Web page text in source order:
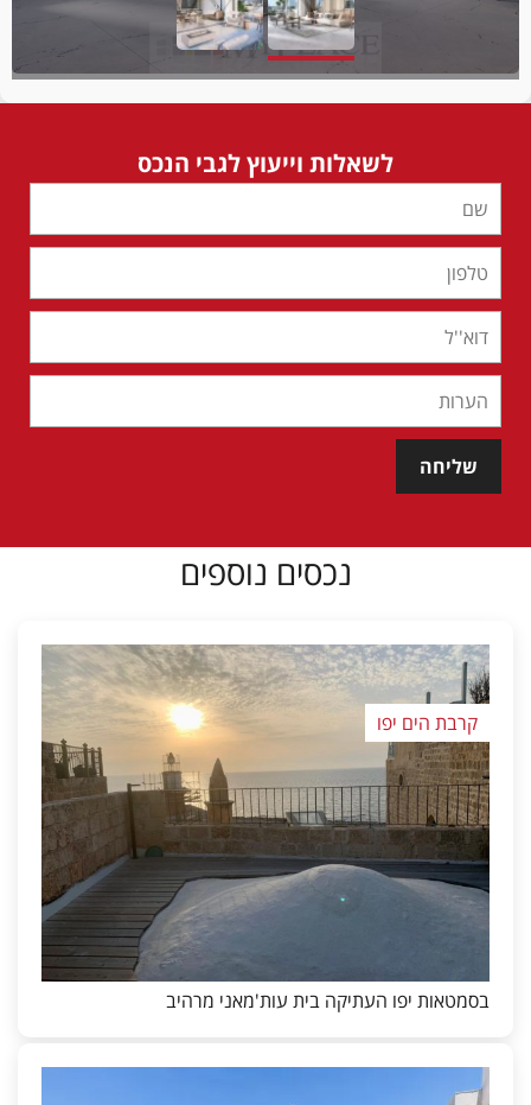
לשאלות וייעוץ לגבי הנכס
שליחה
נכסים נוספים
קרבת הים יפו
בסמטאות יפו העתיקה בית עות'מאני מרהיב